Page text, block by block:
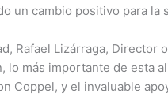
un cambio positivo para la
Rafael Lizárraga, Director
lo más importante de esta
Coppel, y el invaluable